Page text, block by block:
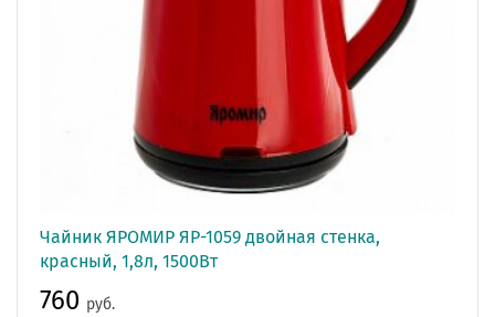
Чайник ЯРОМИР ЯР-1059 двойная стенка,
красный, 1,8л, 1500Вт
760 руб.